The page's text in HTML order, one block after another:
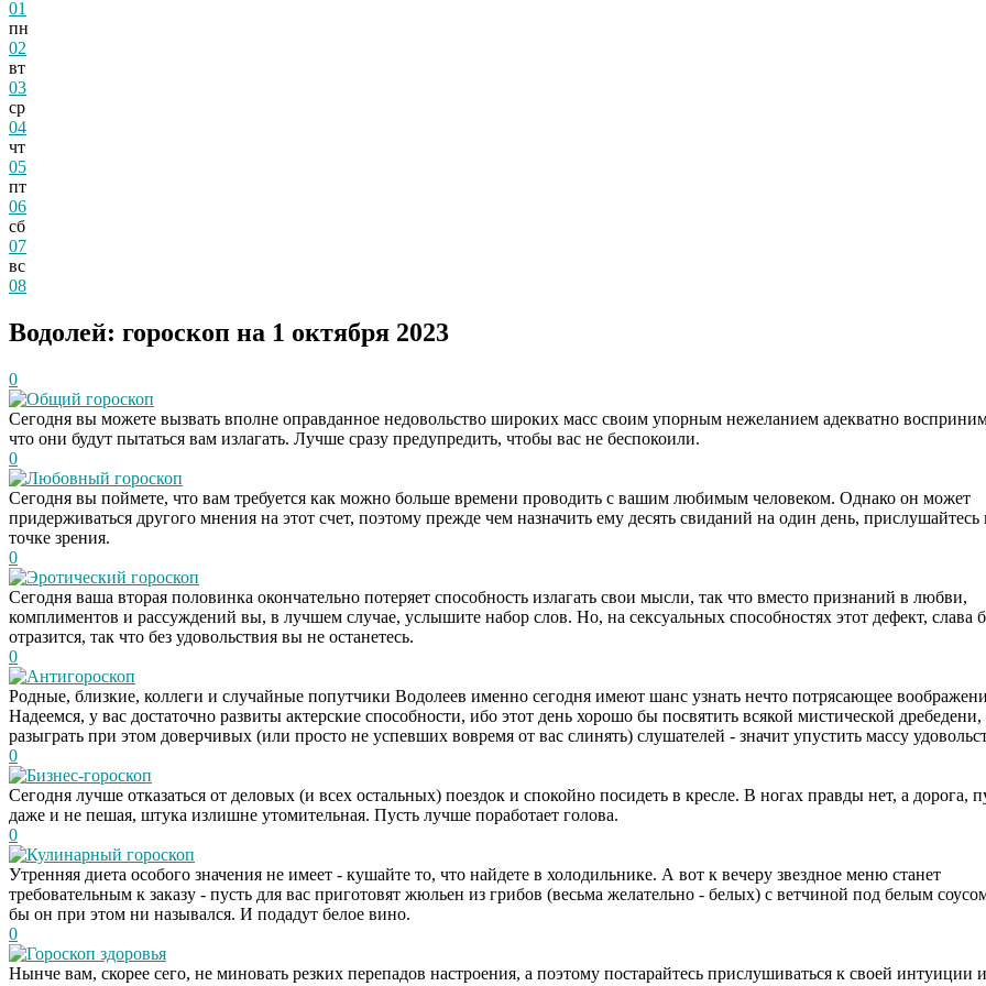
01
пн
02
вт
03
ср
04
чт
05
пт
06
сб
07
вс
08
Водолей: гороскоп на 1 октября 2023
0
Общий гороскоп
Сегодня вы можете вызвать вполне оправданное недовольство широких масс своим упорным нежеланием адекватно
что они будут пытаться вам излагать. Лучше сразу предупредить, чтобы вас не беспокоили.
0
Любовный гороскоп
Сегодня вы поймете, что вам требуется как можно больше времени проводить с вашим любимым человеком. Однако он может
придерживаться другого мнения на этот счет, поэтому прежде чем назначить ему десять свиданий на один день, прислушайтесь
точке зрения.
0
Эротический гороскоп
Сегодня ваша вторая половинка окончательно потеряет способность излагать свои мысли, так что вместо признаний в любви,
комплиментов и рассуждений вы, в лучшем случае, услышите набор слов. Но, на сексуальных способностях этот дефект, слава
отразится, так что без удовольствия вы не останетесь.
0
Антигороскоп
Родные, близкие, коллеги и случайные попутчики Водолеев именно сегодня имеют шанс узнать нечто потрясающее
Надеемся, у вас достаточно развиты актерские способности, ибо этот день хорошо бы посвятить всякой мистической дребедени,
разыграть при этом доверчивых (или просто не успевших вовремя от вас слинять) слушателей - значит упустить массу
0
Бизнес-гороскоп
Сегодня лучше отказаться от деловых (и всех остальных) поездок и спокойно посидеть в кресле. В ногах правды нет, а дорога,
даже и не пешая, штука излишне утомительная. Пусть лучше поработает голова.
0
Кулинарный гороскоп
Утренняя диета особого значения не имеет - кушайте то, что найдете в холодильнике. А вот к вечеру звездное меню станет
требовательным к заказу - пусть для вас приготовят жюльен из грибов (весьма желательно - белых) с ветчиной под белым
бы он при этом ни назывался. И подадут белое вино.
0
Гороскоп здоровья
Нынче вам, скорее сего, не миновать резких перепадов настроения, а поэтому постарайтесь прислушиваться к своей интуиции